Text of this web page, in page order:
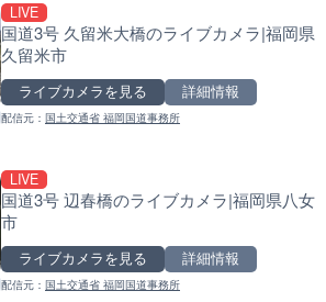
LIVE
国道3号 久留米大橋のライブカメラ|福岡県
久留米市
ライブカメラを見る 詳細情報
配信元： 国土交通省 福岡国道事務所
LIVE
国道3号 辺春橋のライブカメラ|福岡県八女
市
ライブカメラを見る 詳細情報
配信元： 国土交通省 福岡国道事務所